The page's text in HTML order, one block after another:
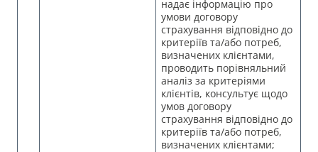
надає інформацію про
умови договору
страхування відповідно до
критеріїв та/або потреб,
визначених клієнтами,
проводить порівняльний
аналіз за критеріями
клієнтів, консультує щодо
умов договору
страхування відповідно до
критеріїв та/або потреб,
визначених клієнтами;